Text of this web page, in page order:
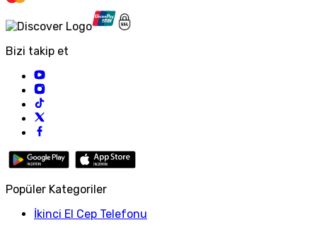
Bizi takip et
Popüler Kategoriler
İkinci El Cep Telefonu